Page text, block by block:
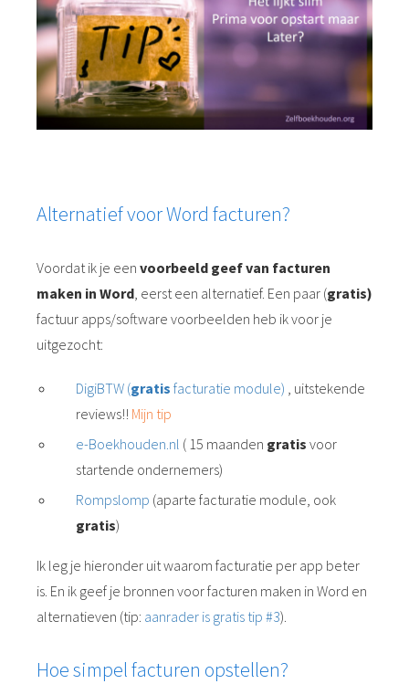
Alternatief voor Word facturen?
Voordat ik je een voorbeeld geef van facturen
maken in Word, eerst een alternatief. Een paar (gratis)
factuur apps/software voorbeelden heb ik voor je
uitgezocht:
DigiBTW (gratisfacturatie module) , uitstekende
reviews!! Mijn tip
e-Boekhouden.nl ( 15 maanden gratis voor
startende ondernemers)
Rompslomp (aparte facturatie module, ook
gratis)
Ik leg je hieronder uit waarom facturatie per app beter
is. En ik geef je bronnen voor facturen maken in Word en
alternatieven (tip: aanrader is gratis tip #3).
Hoe simpel facturen opstellen?